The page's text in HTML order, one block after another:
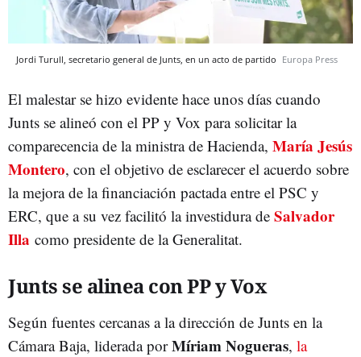
Jordi Turull, secretario general de Junts, en un acto de partido Europa Press
El malestar se hizo evidente hace unos días cuando
Junts se alineó con el PP y Vox para solicitar la
comparecencia de la ministra de Hacienda, María Jesús
Montero, con el objetivo de esclarecer el acuerdo sobre
la mejora de la financiación pactada entre el PSC y
ERC, que a su vez facilitó la investidura de Salvador
Illa como presidente de la Generalitat.
Junts se alinea con PP y Vox
Según fuentes cercanas a la dirección de Junts en la
Cámara Baja, liderada porMíriam Nogueras, la